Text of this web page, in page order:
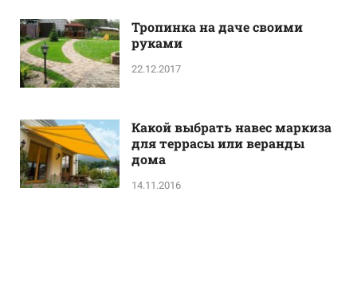
Тропинка на даче своими
руками
22.12.2017
Какой выбрать навес маркиза
для террасы или веранды
дома
14.11.2016